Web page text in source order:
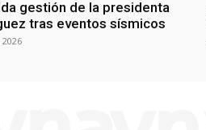
gestión de la presidenta
tras eventos sísmicos